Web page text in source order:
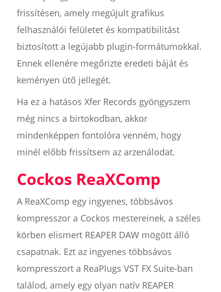
frissítésen, amely megújult grafikus
felhasználói felületet és kompatibilitást
biztosított a legújabb plugin-formátumokkal.
Ennek ellenére megőrizte eredeti báját és
keményen ütő jellegét.
Ha ez a hatásos Xfer Records gyöngyszem
még nincs a birtokodban, akkor
mindenképpen fontolóra venném, hogy
minél előbb frissítsem az arzenálodat.
Cockos ReaXComp
A ReaXComp egy ingyenes, többsávos
kompresszor a Cockos mestereinek, a széles
körben elismert REAPER DAW mögött álló
csapatnak. Ezt az ingyenes többsávos
kompresszort a ReaPlugs VST FX Suite-ban
találod, amely egy olyan natív REAPER